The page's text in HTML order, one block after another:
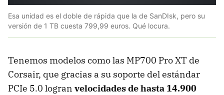
Esa unidad es el doble de rápida que la de SanDIsk, pero su
versión de 1 TB cuesta 799,99 euros. Qué locura.
Tenemos modelos como las MP700 Pro XT de
Corsair, que gracias a su soporte del estándar
PCIe 5.0 logran velocidades de hasta 14.900